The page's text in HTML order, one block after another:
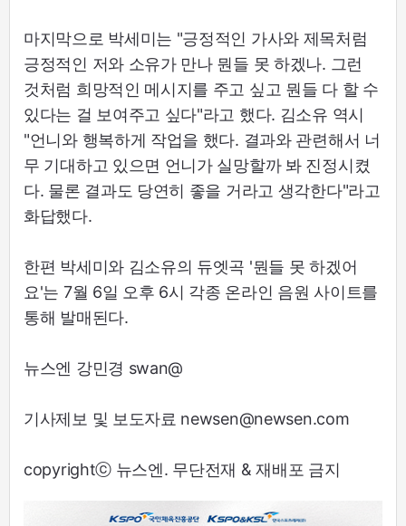
마지막으로 박세미는 "긍정적인 가사와 제목처럼
긍정적인 저와 소유가 만나 뭔들 못 하겠나. 그런
것처럼 희망적인 메시지를 주고 싶고 뭔들 다 할 수
있다는 걸 보여주고 싶다"라고 했다. 김소유 역시
"언니와 행복하게 작업을 했다. 결과와 관련해서 너
무 기대하고 있으면 언니가 실망할까 봐 진정시켰
다. 물론 결과도 당연히 좋을 거라고 생각한다"라고
화답했다.
한편 박세미와 김소유의 듀엣곡 '뭔들 못 하겠어
요'는 7월 6일 오후 6시 각종 온라인 음원 사이트를
통해 발매된다.
뉴스엔 강민경 swan@
기사제보 및 보도자료 newsen@newsen.com
copyrightⓒ 뉴스엔. 무단전재 & 재배포 금지